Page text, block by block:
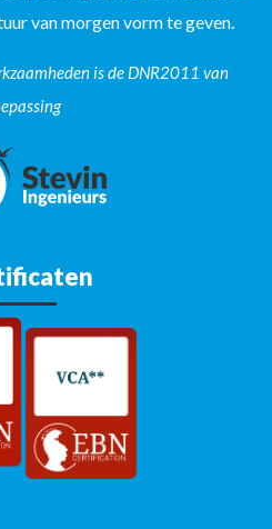
van morgen vorm te geven.
is de DNR2011 van